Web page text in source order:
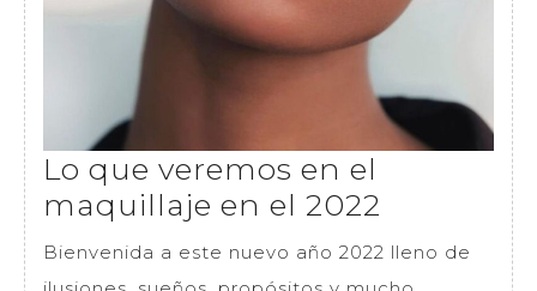
Lo que veremos en el
maquillaje en el 2022
que
veremos
Bienvenida a este nuevo año 2022 lleno de